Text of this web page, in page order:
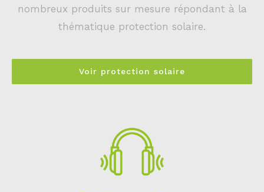
nombreux produits sur mesure répondant à la
thématique protection solaire.
Voir protection solaire